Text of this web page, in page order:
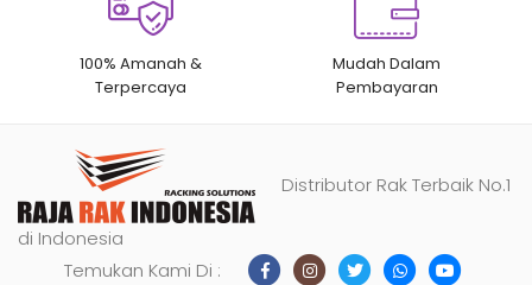
100% Amanah &
Terpercaya
Mudah Dalam
Pembayaran
Distributor Rak Terbaik No.1
di Indonesia
Temukan Kami Di :